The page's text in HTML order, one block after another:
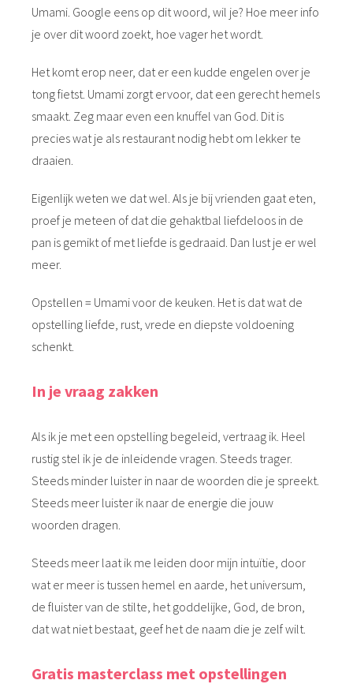
Umami. Google eens op dit woord, wil je? Hoe meer info
je over dit woord zoekt, hoe vager het wordt.
Het komt erop neer, dat er een kudde engelen over je
tong fietst. Umami zorgt ervoor, dat een gerecht hemels
smaakt. Zeg maar even een knuffel van God. Dit is
precies wat je als restaurant nodig hebt om lekker te
draaien.
Eigenlijk weten we dat wel. Als je bij vrienden gaat eten,
proef je meteen of dat die gehaktbal liefdeloos in de
pan is gemikt of met liefde is gedraaid. Dan lust je er wel
meer.
Opstellen = Umami voor de keuken. Het is dat wat de
opstelling liefde, rust, vrede en diepste voldoening
schenkt.
In je vraag zakken
Als ik je met een opstelling begeleid, vertraag ik. Heel
rustig stel ik je de inleidende vragen. Steeds trager.
Steeds minder luister in naar de woorden die je spreekt.
Steeds meer luister ik naar de energie die jouw
woorden dragen.
Steeds meer laat ik me leiden door mijn intuïtie, door
wat er meer is tussen hemel en aarde, het universum,
de fluister van de stilte, het goddelijke, God, de bron,
dat wat niet bestaat, geef het de naam die je zelf wilt.
Gratis masterclass met opstellingen